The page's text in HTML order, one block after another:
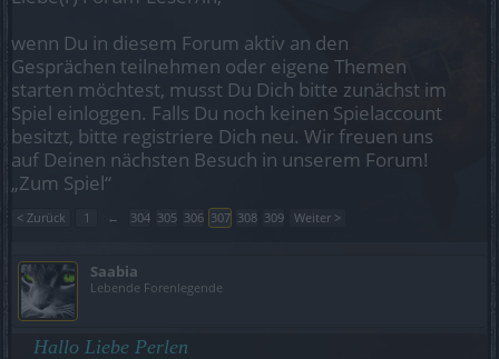
wenn Du in diesem Forum aktiv an den
Gesprächen teilnehmen oder eigene Themen
starten möchtest, musst Du Dich bitte zunächst im
Spiel einloggen. Falls Du noch keinen Spielaccount
besitzt, bitte registriere Dich neu. Wir freuen uns
auf Deinen nächsten Besuch in unserem Forum!
„Zum Spiel“
< Zurück 1 ← 304 305 306 307 308 309 Weiter >
Saabia
Lebende Forenlegende
Hallo Liebe Perlen